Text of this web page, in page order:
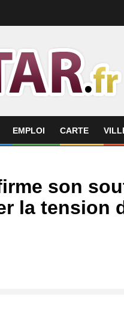
EMPLOI CARTE
son
la tension